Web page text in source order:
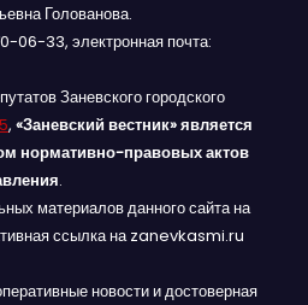
Голованова.
06-33, электронная почта:
Заневского городского
, «Заневский вестник» является
нормативно-правовых актов
.
материалов данного сайта на
ссылка на zanevkasmi.ru
новости и достоверная